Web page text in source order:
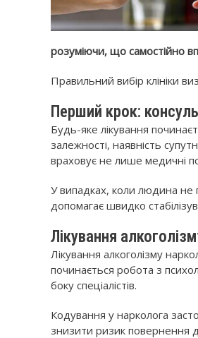
розуміючи, що самостійно
Правильний вибір клініки
Перший крок:
Будь-яке лікування
залежності, наявність
враховує не лише медичні
У випадках, коли людина не
допомагає швидко
Лікування
Лікування алкоголізму
починається робота з
боку спеціалістів.
Кодування у нарколога
знизити ризик повернення